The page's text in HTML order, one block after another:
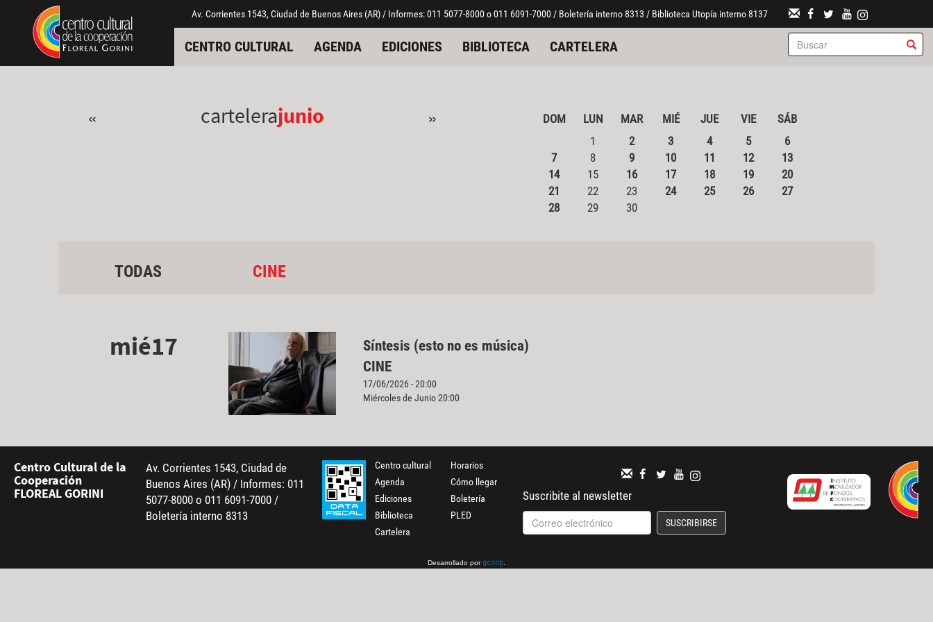
Pasar al contenido principal
Jump to main content Av. Corrientes 1543, Ciudad de Buenos Aires (AR) / Informes: 011 5077-8000 o 011 6091-7000 / Boletería interno 8313 / Biblioteca Utopía interno 8137
CENTRO CULTURAL AGENDA EDICIONES BIBLIOTECA CARTELERA
« cartelerajunio » DOM LUN MAR MIÉ JUE VIE
SÁB
1
2 3 4 5
6
7
8 9 10 11 12
13
14
15 16 17 18 19
20
21
22 23 24 25 26
27
28
29 30
TODAS CINE
mié17
Síntesis (esto no es música)
CINE
17/06/2026 - 20:00
Miércoles de Junio 20:00
Centro Cultural de la
Cooperación
FLOREAL GORINI
Av. Corrientes 1543, Ciudad de
Buenos Aires (AR) / Informes: 011
5077-8000 o 011 6091-7000 /
Boletería interno 8313
Centro cultural
Agenda
Ediciones
Biblioteca
Cartelera
Horarios
Cómo llegar
Boletería
PLED
Suscribite al newsletter
SUSCRIBIRSE
Desarrollado por gcoop